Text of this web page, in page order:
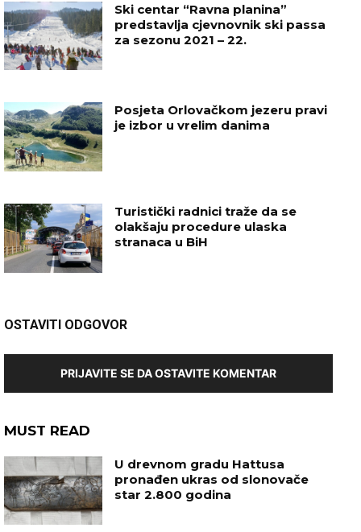
Ski centar “Ravna planina”
predstavlja cjevnovnik ski passa
za sezonu 2021 – 22.
Posjeta Orlovačkom jezeru pravi
je izbor u vrelim danima
Turistički radnici traže da se
olakšaju procedure ulaska
stranaca u BiH
OSTAVITI ODGOVOR
PRIJAVITE SE DA OSTAVITE KOMENTAR
MUST READ
U drevnom gradu Hattusa
pronađen ukras od slonovače
star 2.800 godina